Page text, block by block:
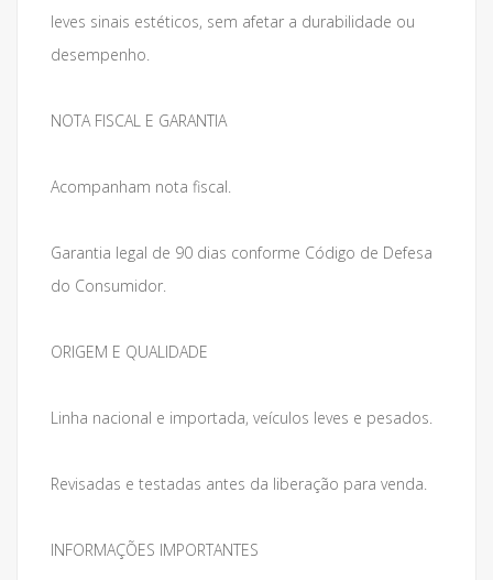
leves sinais estéticos, sem afetar a durabilidade ou
desempenho.
NOTA FISCAL E GARANTIA
Acompanham nota fiscal.
Garantia legal de 90 dias conforme Código de Defesa
do Consumidor.
ORIGEM E QUALIDADE
Linha nacional e importada, veículos leves e pesados.
Revisadas e testadas antes da liberação para venda.
INFORMAÇÕES IMPORTANTES